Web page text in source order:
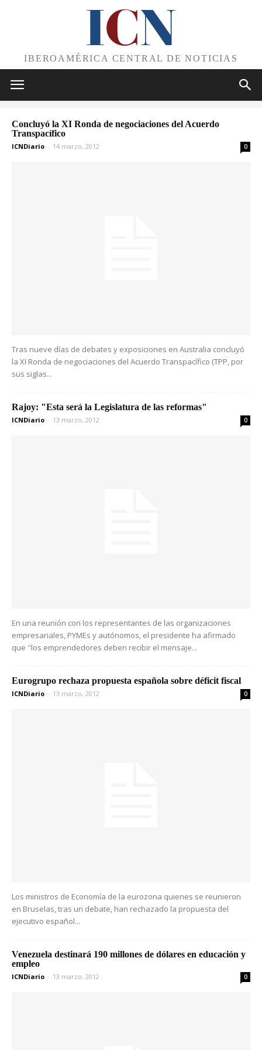
ICN
IBEROAMÉRICA CENTRAL DE NOTICIAS
Concluyó la XI Ronda de negociaciones del Acuerdo
Transpacífico
ICNDiario - 14 marzo, 2012 0
Tras nueve días de debates y exposiciones en Australia concluyó
la XI Ronda de negociaciones del Acuerdo Transpacífico (TPP, por
sus siglas...
Rajoy: "Esta será la Legislatura de las reformas"
ICNDiario - 13 marzo, 2012 0
En una reunión con los representantes de las organizaciones
empresariales, PYMEs y autónomos, el presidente ha afirmado
que "los emprendedores deben recibir el mensaje...
Eurogrupo rechaza propuesta española sobre déficit fiscal
ICNDiario - 13 marzo, 2012 0
Los ministros de Economía de la eurozona quienes se reunieron
en Bruselas, tras un debate, han rechazado la propuesta del
ejecutivo español...
Venezuela destinará 190 millones de dólares en educación y
empleo
ICNDiario - 13 marzo, 2012 0